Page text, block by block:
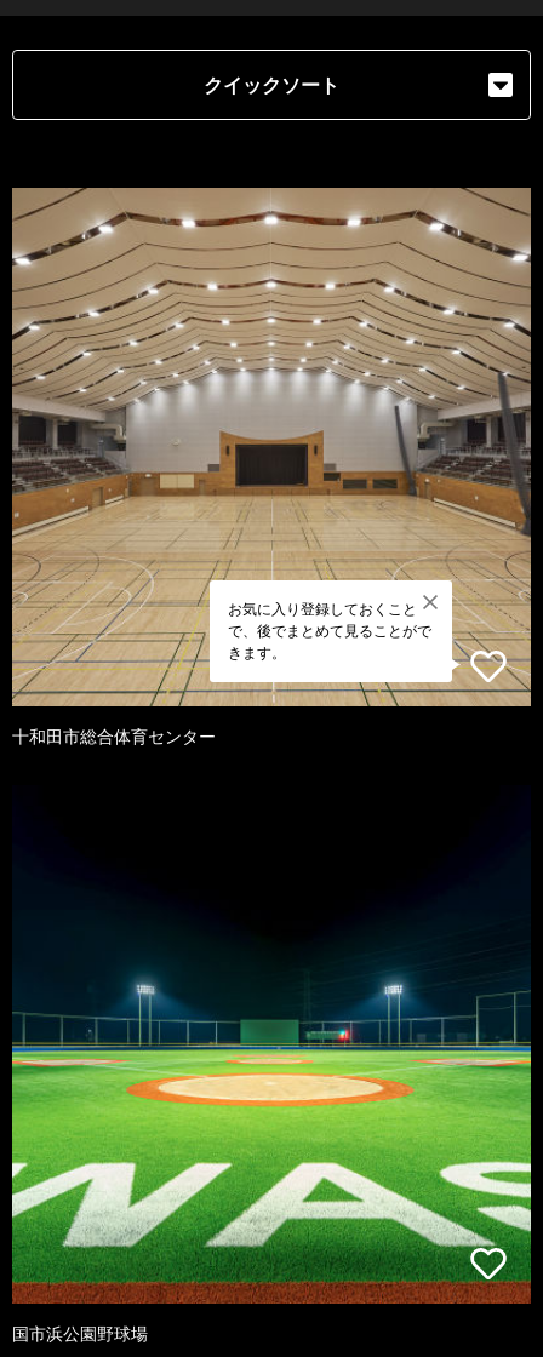
クイックソート
お気に入り登録しておくこと
で、後でまとめて見ることがで
きます。
十和田市総合体育センター
国市浜公園野球場